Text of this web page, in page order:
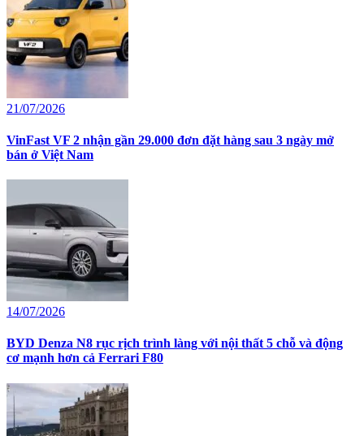
21/07/2026
VinFast VF 2 nhận gần 29.000 đơn đặt hàng sau 3 ngày mở
bán ở Việt Nam
14/07/2026
BYD Denza N8 rục rịch trình làng với nội thất 5 chỗ và động
cơ mạnh hơn cả Ferrari F80